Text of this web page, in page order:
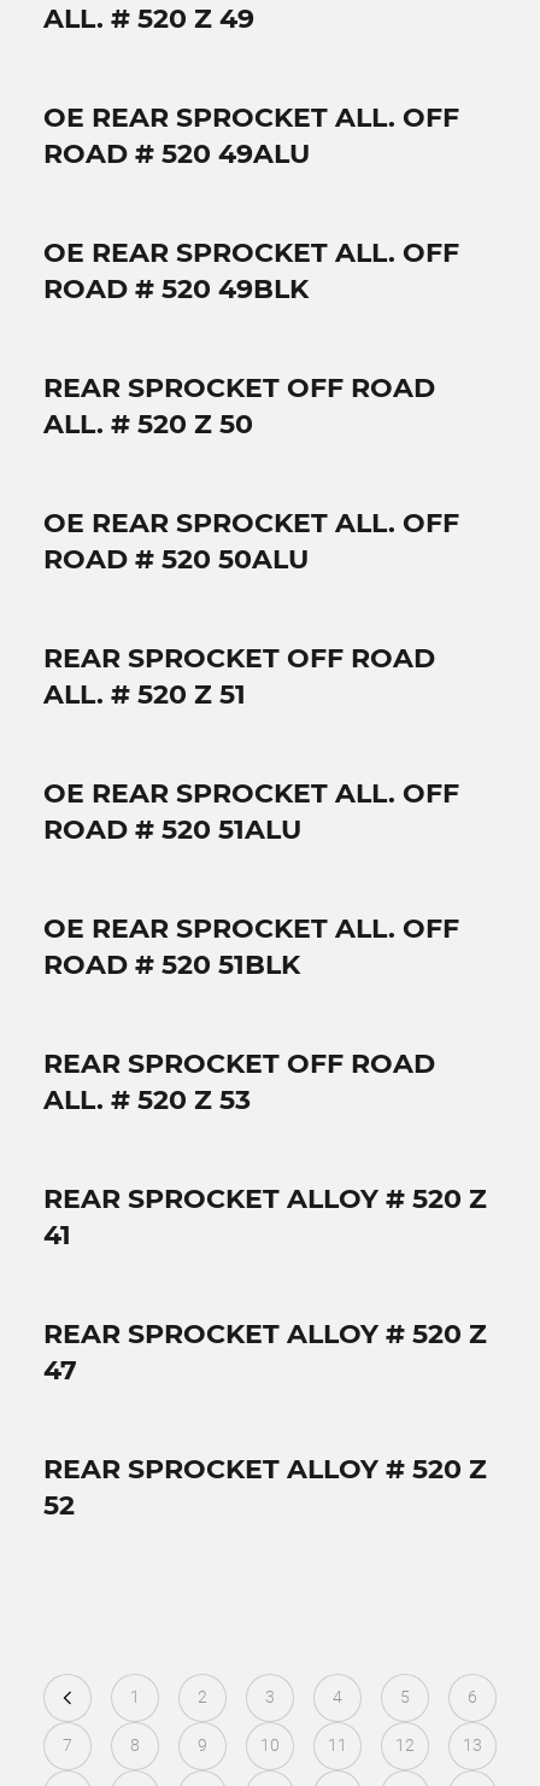
ALL. # 520 Z 49
OE REAR SPROCKET ALL. OFF
ROAD # 520 49ALU
OE REAR SPROCKET ALL. OFF
ROAD # 520 49BLK
REAR SPROCKET OFF ROAD
ALL. # 520 Z 50
OE REAR SPROCKET ALL. OFF
ROAD # 520 50ALU
REAR SPROCKET OFF ROAD
ALL. # 520 Z 51
OE REAR SPROCKET ALL. OFF
ROAD # 520 51ALU
OE REAR SPROCKET ALL. OFF
ROAD # 520 51BLK
REAR SPROCKET OFF ROAD
ALL. # 520 Z 53
REAR SPROCKET ALLOY # 520 Z
41
REAR SPROCKET ALLOY # 520 Z
47
REAR SPROCKET ALLOY # 520 Z
52
1 2 3 4 5 6
7 8 9 10 11 12 13